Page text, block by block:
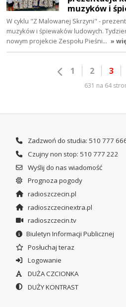
muzyków i
W cyklu "Z Malowanej Skrzyni" -
muzyków i śpiewaków ludowych.
nowym projekcie Zespołu Pieśni… »
1 2 3
631 na 64
Zadzwoń do studia: 510 777
Czujny non stop: 510 777 222
Wyślij do nas wiadomość
Prognoza pogody
radioszczecin.pl
radioszczecinextra.pl
radioszczecin.tv
Biuletyn Informacji Publicznej
Posłuchaj teraz
Logowanie
DUŻA CZCIONKA
DUŻY KONTRAST